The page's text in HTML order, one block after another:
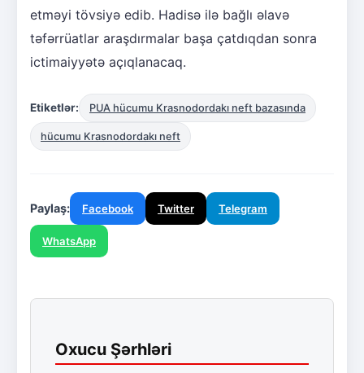
etməyi tövsiyə edib. Hadisə ilə bağlı əlavə
təfərrüatlar araşdırmalar başa çatdıqdan sonra
ictimaiyyətə açıqlanacaq.
Etiketlər: PUA hücumu Krasnodordakı neft bazasında
hücumu Krasnodordakı neft
Paylaş: Facebook Twitter Telegram
WhatsApp
Oxucu Şərhləri